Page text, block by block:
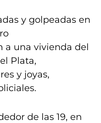
y golpeadas en
a una vivienda del
Plata,
y joyas,
de las 19, en